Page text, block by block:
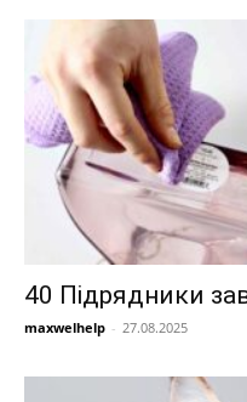
40 Підрядники
maxwelhelp - 27.08.2025